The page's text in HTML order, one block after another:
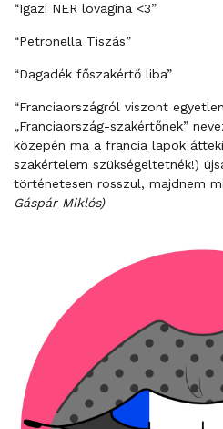
“Igazi NER lovagina <3”
“Petronella Tiszás”
“Dagadék főszakértő liba”
“Franciaországról viszont
„Franciaország-szakértőnek”
közepén ma a francia lapok
szakértelem szükségeltetnék!)
történetesen rosszul, majdnem
Gáspár Miklós)